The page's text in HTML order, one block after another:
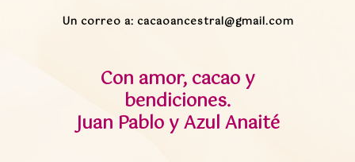
Un correo a: cacaoancestral@gmail.com
Con amor, cacao y
bendiciones.
Juan Pablo y Azul Anaité